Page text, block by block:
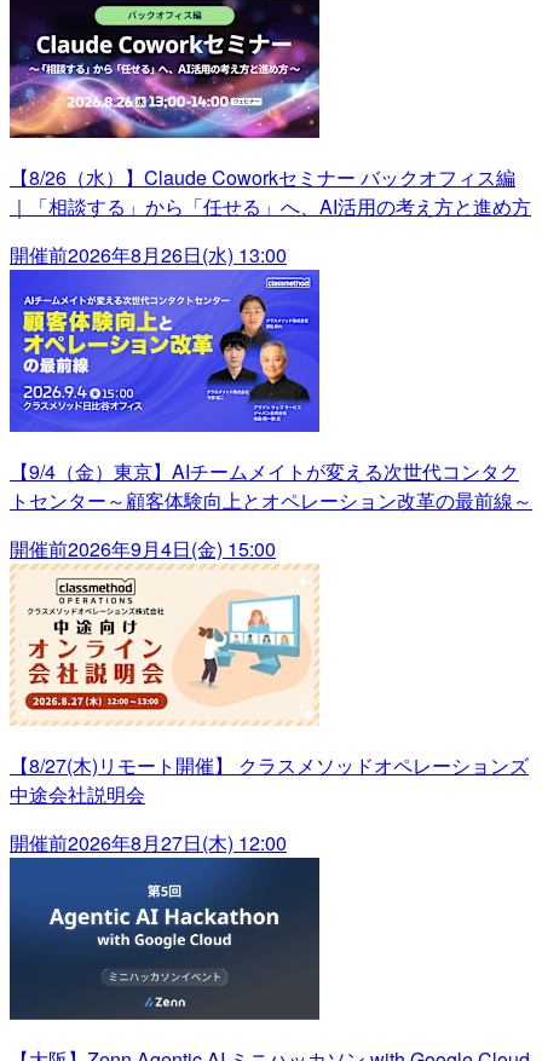
【8/26（水）】Claude Coworkセミナー バックオフィス編
｜「相談する」から「任せる」へ、AI活用の考え方と進め方
開催前2026年8月26日(水) 13:00
【9/4（金）東京】AIチームメイトが変える次世代コンタク
トセンター～顧客体験向上とオペレーション改革の最前線～
開催前2026年9月4日(金) 15:00
【8/27(木)リモート開催】 クラスメソッドオペレーションズ
中途会社説明会
開催前2026年8月27日(木) 12:00